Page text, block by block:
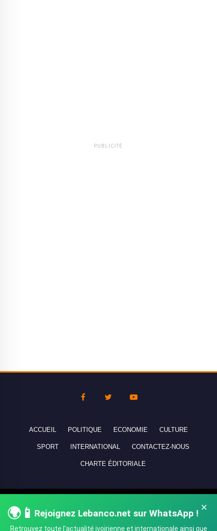
PUBLICITÉ
×
🌍📱 Rejoignez Lebanco.net sur WhatsApp !
Retrouvez toute l'actualité ivoirienne et internationale ainsi que
ACCUEIL POLITIQUE ECONOMIE CULTURE
SPORT INTERNATIONAL CONTACTEZ-NOUS
CHARTE ÉDITORIALE
réservés - All rights reserved.